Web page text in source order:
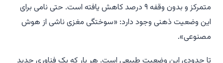
متمرکز و بدون وقفه ۹ درصد کاهش یافته است. حتی نامی برای
این وضعیت ذهنی وجود دارد: «سوختگی مغزی ناشی از هوش
مصنوعی».